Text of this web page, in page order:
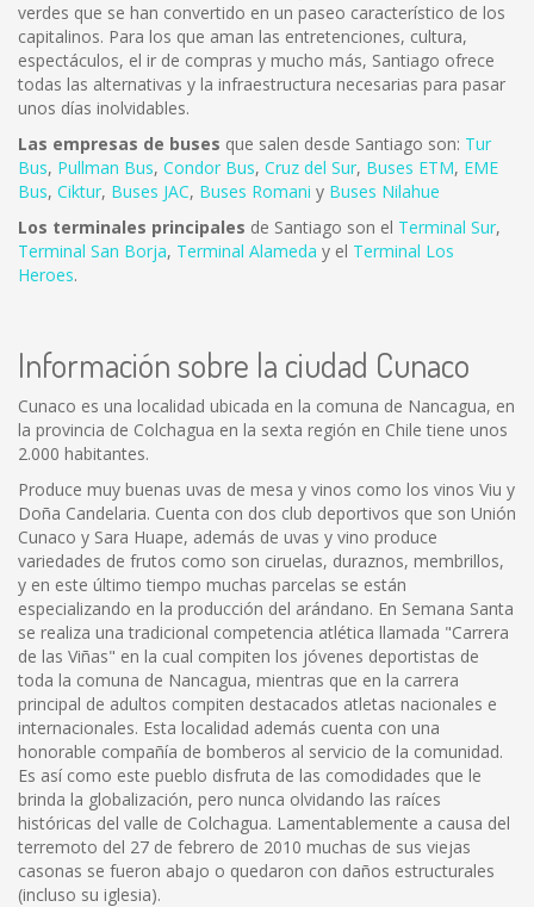
verdes que se han convertido en un paseo característico de los
capitalinos. Para los que aman las entretenciones, cultura,
espectáculos, el ir de compras y mucho más, Santiago ofrece
todas las alternativas y la infraestructura necesarias para pasar
unos días inolvidables.
Las empresas de buses que salen desde Santiago son: Tur
Bus, Pullman Bus, Condor Bus, Cruz del Sur, Buses ETM, EME
Bus, Ciktur, Buses JAC, Buses Romani y Buses Nilahue
Los terminales principales de Santiago son el Terminal Sur,
Terminal San Borja, Terminal Alameda y el Terminal Los
Heroes.
Información sobre la ciudad Cunaco
Cunaco es una localidad ubicada en la comuna de Nancagua, en
la provincia de Colchagua en la sexta región en Chile tiene unos
2.000 habitantes.
Produce muy buenas uvas de mesa y vinos como los vinos Viu y
Doña Candelaria. Cuenta con dos club deportivos que son Unión
Cunaco y Sara Huape, además de uvas y vino produce
variedades de frutos como son ciruelas, duraznos, membrillos,
y en este último tiempo muchas parcelas se están
especializando en la producción del arándano. En Semana Santa
se realiza una tradicional competencia atlética llamada "Carrera
de las Viñas" en la cual compiten los jóvenes deportistas de
toda la comuna de Nancagua, mientras que en la carrera
principal de adultos compiten destacados atletas nacionales e
internacionales. Esta localidad además cuenta con una
honorable compañía de bomberos al servicio de la comunidad.
Es así como este pueblo disfruta de las comodidades que le
brinda la globalización, pero nunca olvidando las raíces
históricas del valle de Colchagua. Lamentablemente a causa del
terremoto del 27 de febrero de 2010 muchas de sus viejas
casonas se fueron abajo o quedaron con daños estructurales
(incluso su iglesia).